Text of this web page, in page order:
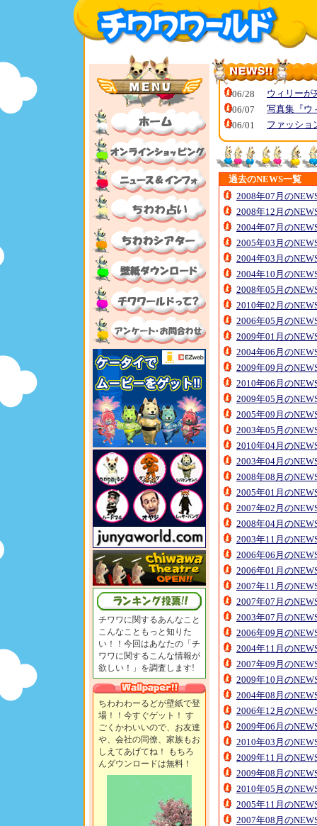
チワワに関するあんなこと
こんなこともっと知りた
い！！今回はあなたの「チ
ワワに関するこんな情報が
欲しい！」を調査します!
ちわわわーるどが壁紙で登
場！！今すぐゲット！ す
ごくかわいいので、お友達
や、会社の同僚、家族もお
しえてあげてね！ もちろ
んダウンロードは無料！
06/28
ウィリーが
06/07
写真集『ウ
06/01
ファッショ
過去のNEWS一覧
2008年07月の
2008年12月の
2004年07月の
2005年03月の
2004年03月の
2004年10月の
2008年05月の
2010年02月の
2006年05月の
2009年01月の
2004年06月の
2009年09月の
2010年06月の
2009年05月の
2005年09月の
2003年05月の
2010年04月の
2003年04月の
2008年08月の
2005年01月の
2007年02月の
2008年04月の
2003年11月の
2006年06月の
2006年01月の
2007年11月の
2007年07月の
2003年07月の
2006年09月の
2004年11月の
2007年09月の
2009年10月の
2004年08月の
2006年12月の
2009年06月の
2010年03月の
2009年11月の
2009年08月の
2010年05月の
2005年11月の
2007年08月の